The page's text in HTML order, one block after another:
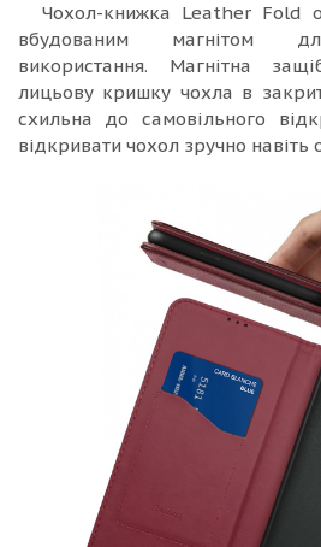
Чохол-книжка Leather Fold
вбудованим магнітом
використання. Магнітна
лицьову кришку чохла в
схильна до самовільного
відкривати чохол зручно